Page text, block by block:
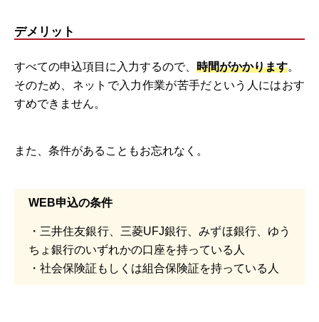
デメリット
すべての申込項目に入力するので、 時間がかかります。
そのため、ネットで入力作業が苦手だという人にはおす
すめできません。
また、条件があることもお忘れなく。
WEB申込の条件
・三井住友銀行、三菱UFJ銀行、みずほ銀行、ゆう
ちょ銀行のいずれかの口座を持っている人
・社会保険証もしくは組合保険証を持っている人